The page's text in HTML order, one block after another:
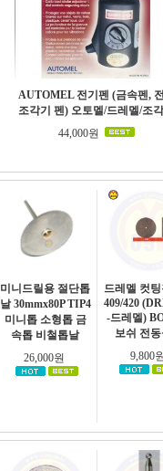
AUTOMEL 전기펜 (금속펜,
조각기 펜) 오토멜/드레멜/조
44,000원
미니드릴용 절단톱
날 30mmx80P TIP4
미니톱 소형톱 금
속톱 비철톱날
26,000원
드레멜 컷팅
409/420
-드레멜)
보쉬 전
9,800